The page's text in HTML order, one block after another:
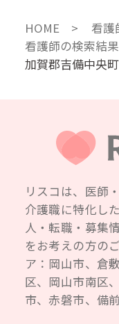
HOME
看護
看護師の検索結果
加賀郡吉備中央
リスコは、医師
介護職に特化し
人・転職・募集
をお考えの方の
ア：岡山市、倉
区、岡山市南区
市、赤磐市、備